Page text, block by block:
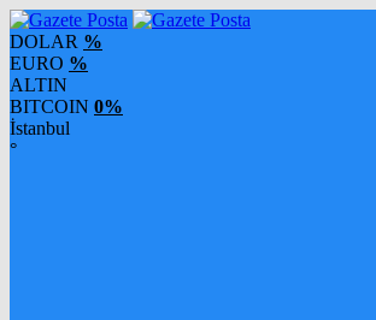
DOLAR %
EURO %
ALTIN
BITCOIN 0%
İstanbul
°